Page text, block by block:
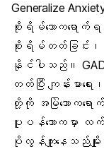
Generalize
စိုးရိမ်သောကရောက်
စိုးရိမ်တတ်ခြင်း
နိုင်ပါသည်။ GAD
တတ်ပြီး ကျန်းမာရ
တို့ကို အမြဲသောကရေ
ပူပန်သောကမှာ
ပိုလွန်ကျူးနေသည်မ